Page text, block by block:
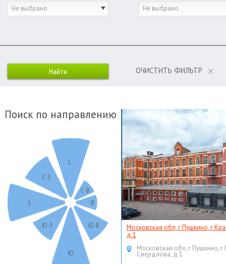
Не выбрано Не выбрано
ОЧИСТИТЬ ФИЛЬТР
Поиск по направлению
С
С-В
В
Ю-В
Ю
Ю-З
З
С-З
Московская обл, г Пушкино, г
д 1
Московская обл, г Пушкино, г
Свердлова, д 1